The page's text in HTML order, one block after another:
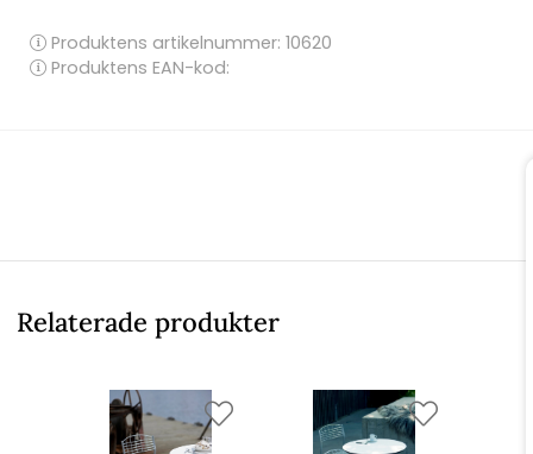
Produktens artikelnummer: 10620
Produktens EAN-kod:
Relaterade produkter